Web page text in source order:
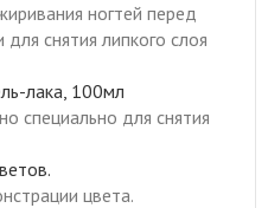
ногтей перед
снятия липкого слоя
лака, 100мл
специально для снятия
цвета.